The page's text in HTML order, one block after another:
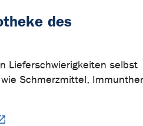
des
Lieferschwierigkeiten selbst
Schmerzmittel,